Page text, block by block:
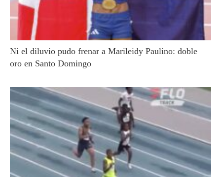
Ni el diluvio pudo frenar a Marileidy Paulino: doble
oro en Santo Domingo